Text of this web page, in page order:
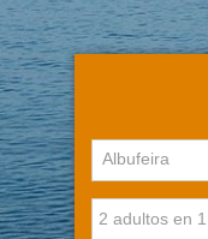
Albufeira